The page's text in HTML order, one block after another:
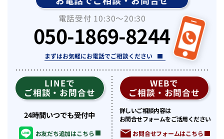
電話受付 10:30〜20:30
050-1869-8244
まずはお気軽にお電話でご相談ください
LINEで
ご相談・お問合せ
24時間いつでも受付中
お友だち追加はこちら
WEBで
ご相談・お問合せ
詳しいご相談内容は
お問合せフォームをご活用ください
お問合せフォームはこちら